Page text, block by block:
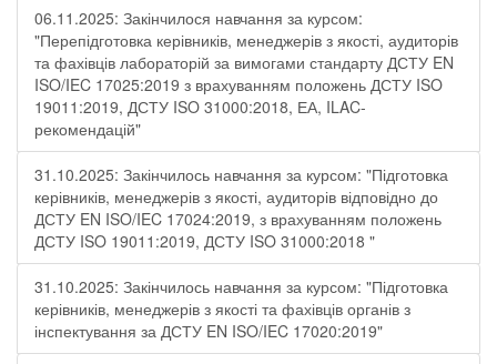
06.11.2025: Закінчилося навчання за курсом:
"Перепідготовка керівників, менеджерів з якості, аудиторів
та фахівців лабораторій за вимогами стандарту ДСТУ EN
ISO/IEC 17025:2019 з врахуванням положень ДСТУ ISO
19011:2019, ДСТУ ISO 31000:2018, ЕА, ILAC-
рекомендацій"
31.10.2025: Закінчилось навчання за курсом: "Підготовка
керівників, менеджерів з якості, аудиторів відповідно до
ДСТУ EN ISO/IEC 17024:2019, з врахуванням положень
ДСТУ ISO 19011:2019, ДСТУ ISO 31000:2018 "
31.10.2025: Закінчилось навчання за курсом: "Підготовка
керівників, менеджерів з якості та фахівців органів з
інспектування за ДСТУ EN ISO/IEC 17020:2019"